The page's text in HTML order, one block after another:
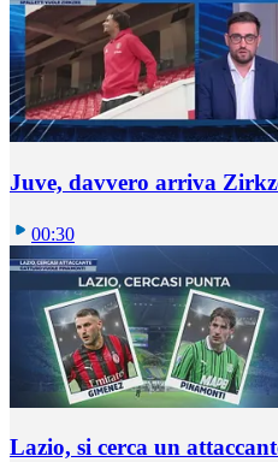
Juve, davvero arriva
00:30
Lazio, si cerca un